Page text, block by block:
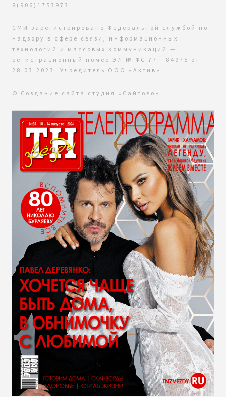
8(906)1753973
СМИ зарегистрировано Федеральной службой по
надзору в сфере связи, информационных
технологий и массовых коммуникаций —
регистрационный номер ЭЛ № ФС 77 - 84975 от
28.03.2023. Учредитель ООО «Актив»
© Создание сайта студия «Сайтово»